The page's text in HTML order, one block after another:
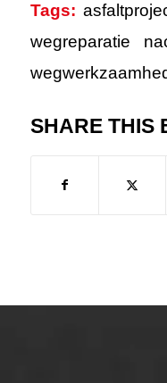
Tags:
wegreparatie
SHARE THIS